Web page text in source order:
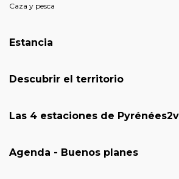
Caza y pesca
Estancia
Descubrir el territorio
Las 4 estaciones de
Agenda - Buenos planes